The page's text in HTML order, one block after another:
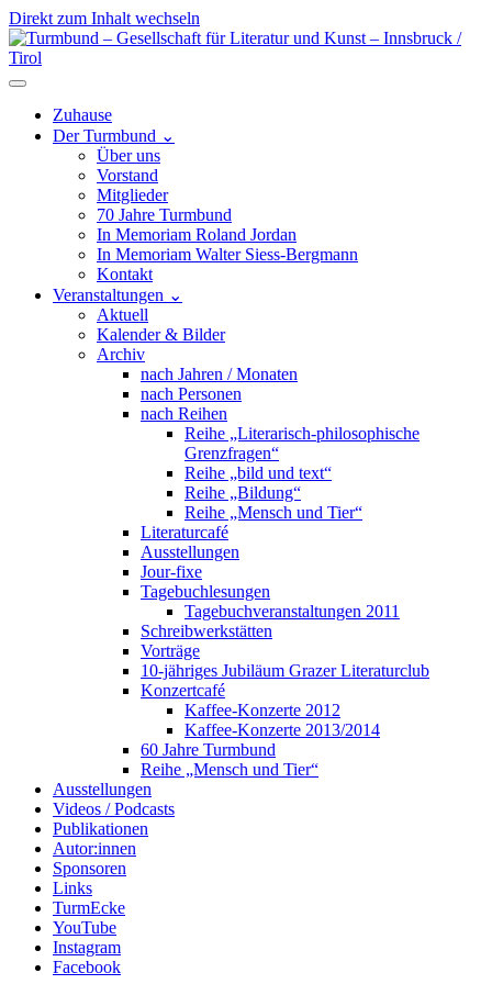
Direkt zum Inhalt wechseln
Hauptnavigation
Zuhause
Der Turmbund ⌄
Über uns
Vorstand
Mitglieder
70 Jahre Turmbund
In Memoriam Roland Jordan
In Memoriam Walter Siess-Bergmann
Kontakt
Veranstaltungen ⌄
Aktuell
Kalender & Bilder
Archiv
nach Jahren / Monaten
nach Personen
nach Reihen
Reihe „Literarisch-philosophische
Grenzfragen“
Reihe „bild und text“
Reihe „Bildung“
Reihe „Mensch und Tier“
Literaturcafé
Ausstellungen
Jour-fixe
Tagebuchlesungen
Tagebuchveranstaltungen 2011
Schreibwerkstätten
Vorträge
10-jähriges Jubiläum Grazer Literaturclub
Konzertcafé
Kaffee-Konzerte 2012
Kaffee-Konzerte 2013/2014
60 Jahre Turmbund
Reihe „Mensch und Tier“
Ausstellungen
Videos / Podcasts
Publikationen
Autor:innen
Sponsoren
Links
TurmEcke
YouTube
Instagram
Facebook